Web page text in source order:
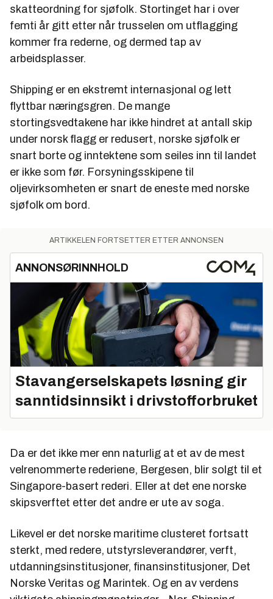
skatteordning for sjøfolk. Stortinget har i over
femti år gitt etter når trusselen om utflagging
kommer fra rederne, og dermed tap av
arbeidsplasser.
Shipping er en ekstremt internasjonal og lett
flyttbar næringsgren. De mange
stortingsvedtakene har ikke hindret at antall skip
under norsk flagg er redusert, norske sjøfolk er
snart borte og inntektene som seiles inn til landet
er ikke som før. Forsyningsskipene til
oljevirksomheten er snart de eneste med norske
sjøfolk om bord.
ARTIKKELEN FORTSETTER ETTER ANNONSEN
ANNONSØRINNHOLD
Stavangerselskapets løsning gir
sanntidsinnsikt i drivstofforbruket
Da er det ikke mer enn naturlig at et av de mest
velrenommerte rederiene, Bergesen, blir solgt til et
Singapore-basert rederi. Eller at det ene norske
skipsverftet etter det andre er ute av soga.
Likevel er det norske maritime clusteret fortsatt
sterkt, med redere, utstyrsleverandører, verft,
utdanningsinstitusjoner, finansinstitusjoner, Det
Norske Veritas og Marintek. Og en av verdens